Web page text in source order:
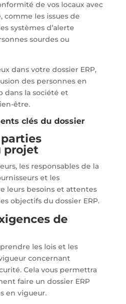
de vos locaux avec
comme les issues de
systèmes d’alerte
sourdes ou
dans votre dossier ERP,
des personnes en
dans la société et
être.
clés du dossier
projet
les responsables de la
et les
leurs besoins et attentes
objectifs du dossier ERP.
de
les lois et les
concernant
Cela vous permettra
faire un dossier ERP
en vigueur.